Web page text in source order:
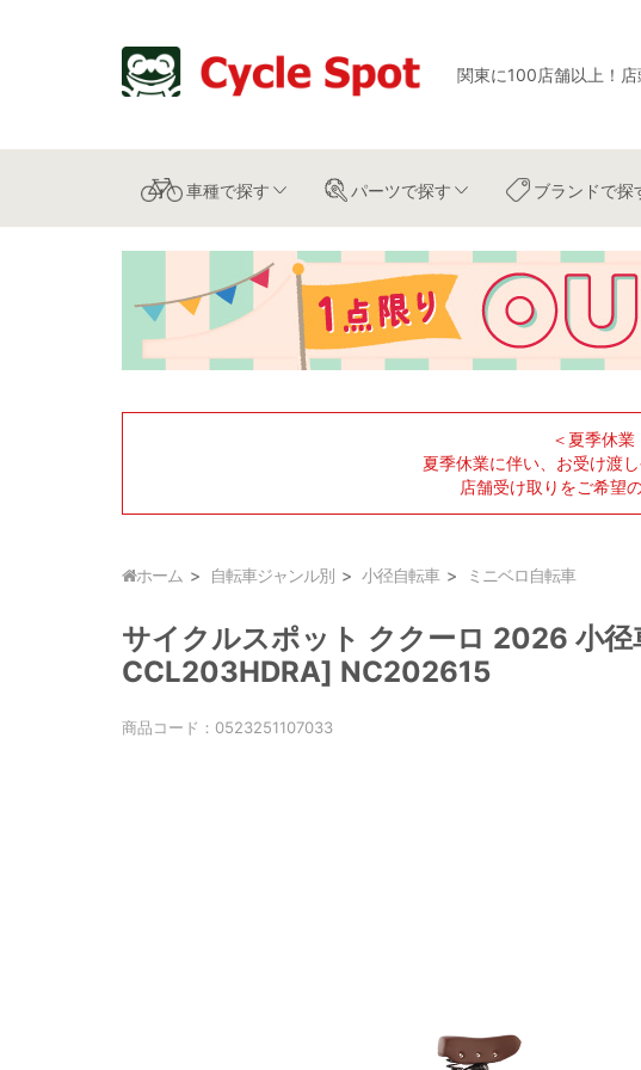
関東に100店舗以上 ！
車種で探す パーツで探す ブランドで探
＜夏季休
夏季休業に伴い、お受け渡
店舗受け取りをご希望
ホーム 自転車ジャンル別 小径自転車 ミニベロ自転車
サイクルスポット ククーロ 2026 小
CCL203HDRA] NC202615
商品コード： 0523251107033